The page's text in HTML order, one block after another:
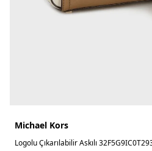
Michael Kors
Logolu Çıkarılabilir Askılı